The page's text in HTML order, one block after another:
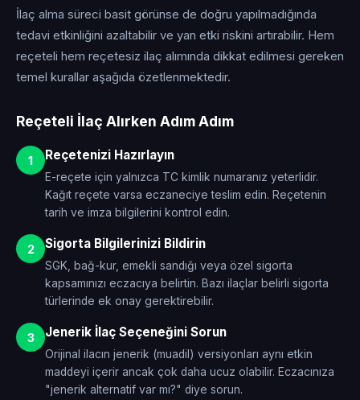
İlaç alma süreci basit görünse de doğru yapılmadığında
tedavi etkinliğini azaltabilir ve yan etki riskini artırabilir. Hem
reçeteli hem reçetesiz ilaç alımında dikkat edilmesi gereken
temel kurallar aşağıda özetlenmektedir.
Reçeteli İlaç Alırken Adım Adım
1 Reçetenizi Hazırlayın
E-reçete için yalnızca TC kimlik numaranız yeterlidir.
Kağıt reçete varsa eczaneciye teslim edin. Reçetenin
tarih ve imza bilgilerini kontrol edin.
2 Sigorta Bilgilerinizi Bildirin
SGK, bağ-kur, emekli sandığı veya özel sigorta
kapsamınızı eczacıya belirtin. Bazı ilaçlar belirli sigorta
türlerinde ek onay gerektirebilir.
3 Jenerik İlaç Seçeneğini Sorun
Orijinal ilacın jenerik (muadil) versiyonları aynı etkin
maddeyi içerir ancak çok daha ucuz olabilir. Eczacınıza
"jenerik alternatif var mı?" diye sorun.